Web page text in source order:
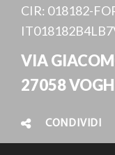
CIR: 018182-
VIA
27058
CONDIVIDI